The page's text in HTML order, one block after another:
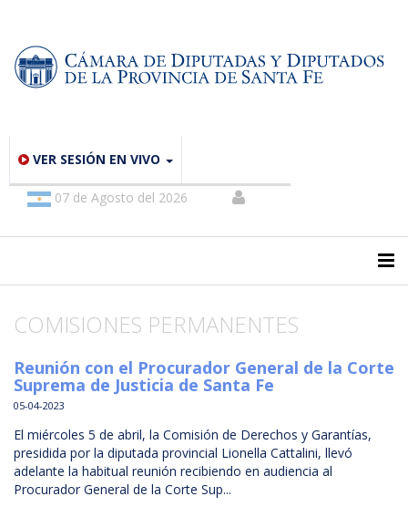
VER SESIÓN EN VIVO
07 de Agosto del 2026
COMISIONES PERMANENTES
Reunión con el Procurador General de la Corte
Suprema de Justicia de Santa Fe
05-04-2023
El miércoles 5 de abril, la Comisión de Derechos y Garantías,
presidida por la diputada provincial Lionella Cattalini, llevó
adelante la habitual reunión recibiendo en audiencia al
Procurador General de la Corte Sup...